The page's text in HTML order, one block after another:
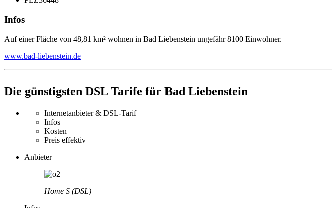
Infos
Auf einer Fläche von 48,81 km² wohnen in Bad Liebenstein ungefähr 8100 Einwohner.
www.bad-liebenstein.de
Die günstigsten DSL Tarife für Bad Liebenstein
Internetanbieter & DSL-Tarif
Infos
Kosten
Preis effektiv
Anbieter
Home S (DSL)